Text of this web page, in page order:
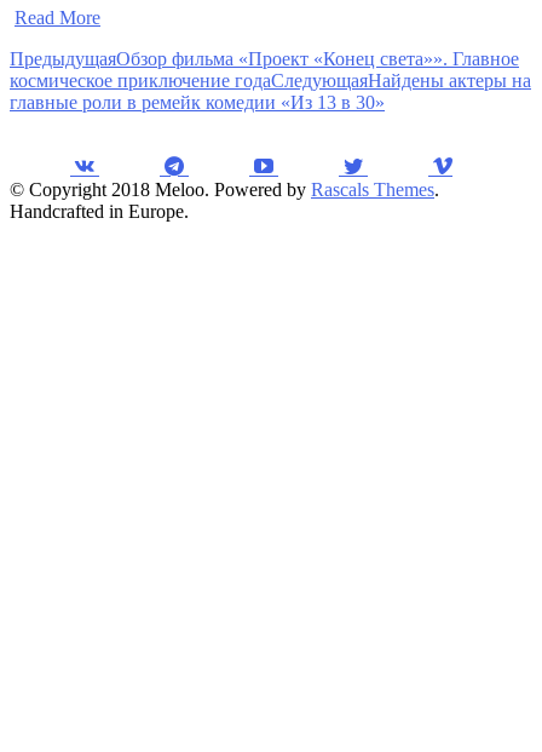
Read More
ПредыдущаяОбзор фильма «Проект «Конец света»». Главное
космическое приключение годаСледующаяНайдены актеры на
главные роли в ремейк комедии «Из 13 в 30»
© Copyright 2018 Meloo. Powered by Rascals Themes.
Handcrafted in Europe.